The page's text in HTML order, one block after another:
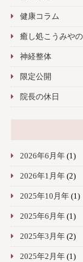
健康コラム
癒し処こうみや
神経整体
限定公開
院長の休日
2026年6月年(1)
2026年1月年(2)
2025年10月年(1)
2025年6月年(1)
2025年3月年(2)
2025年2月年(1)